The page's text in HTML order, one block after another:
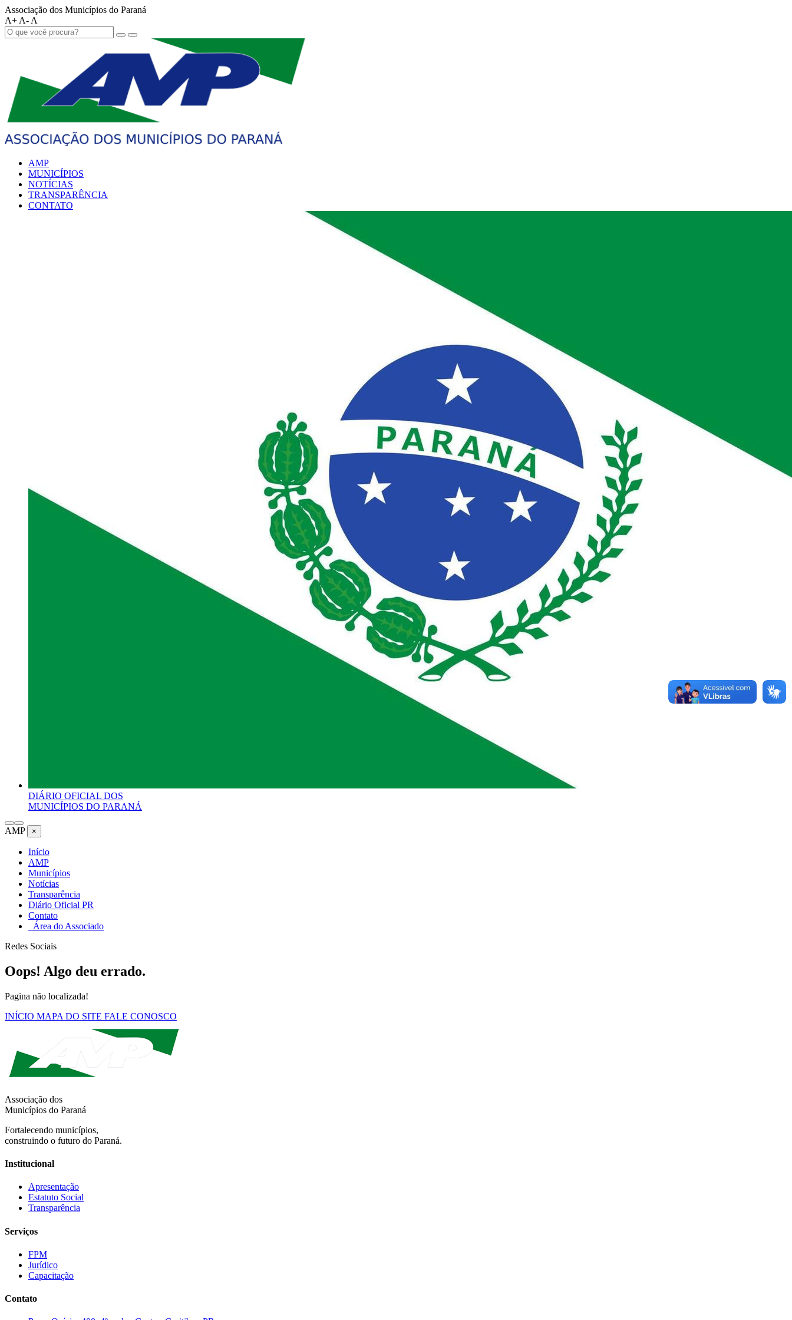
Associação dos Municípios do Paraná
A+ A- A
AMP
MUNICÍPIOS
NOTÍCIAS
TRANSPARÊNCIA
CONTATO
DIÁRIO OFICIAL DOS
MUNICÍPIOS DO PARANÁ
AMP ×
Início
AMP
Municípios
Notícias
Transparência
Diário Oficial PR
Contato
Área do Associado
Redes Sociais
Oops! Algo deu errado.
Pagina não localizada!
INÍCIO MAPA DO SITE FALE CONOSCO
Associação dos
Municípios do Paraná
Fortalecendo municípios,
construindo o futuro do Paraná.
Institucional
Apresentação
Estatuto Social
Transparência
Serviços
FPM
Jurídico
Capacitação
Contato